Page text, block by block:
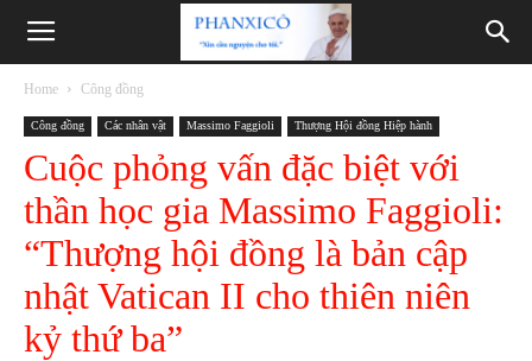
Phanxicô
Home Công đồng
Công đồng Các nhân vật Massimo Faggioli Thượng Hội đồng Hiệp hành
Cuộc phỏng vấn đặc biệt với
thần học gia Massimo Faggioli:
“Thượng hội đồng là bản cập
nhật Vatican II cho thiên niên
kỷ thứ ba”